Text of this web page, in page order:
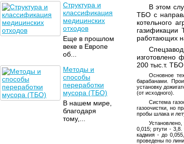
В этом
ТБО с
котельного
газификации
работающих
изготовлено
200 тыс.т.
Основное
барабанами.
установку
(от исходного).
Система
газоочистки, но
пробы шлака и
0,015; ртути -
кадмия - до
проведены по
Структура и
классификация
медицинских
отходов
Еще в прошлом
веке в Европе
об...
Методы и
способы
переработки
мусора (ТБО)
В нашем мире,
благодаря
тому,...